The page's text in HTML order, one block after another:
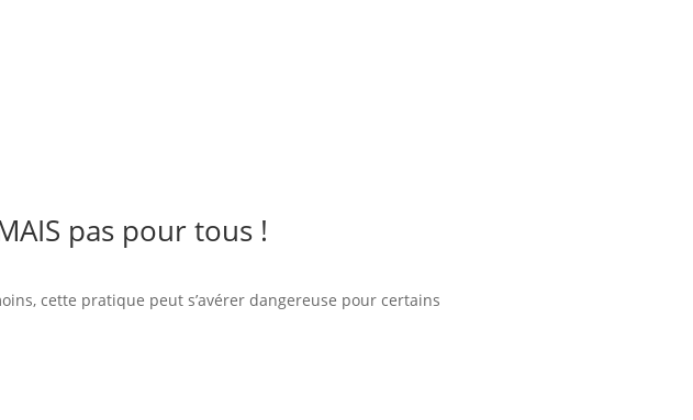
pas pour tous !
cette pratique peut s’avérer dangereuse pour certains